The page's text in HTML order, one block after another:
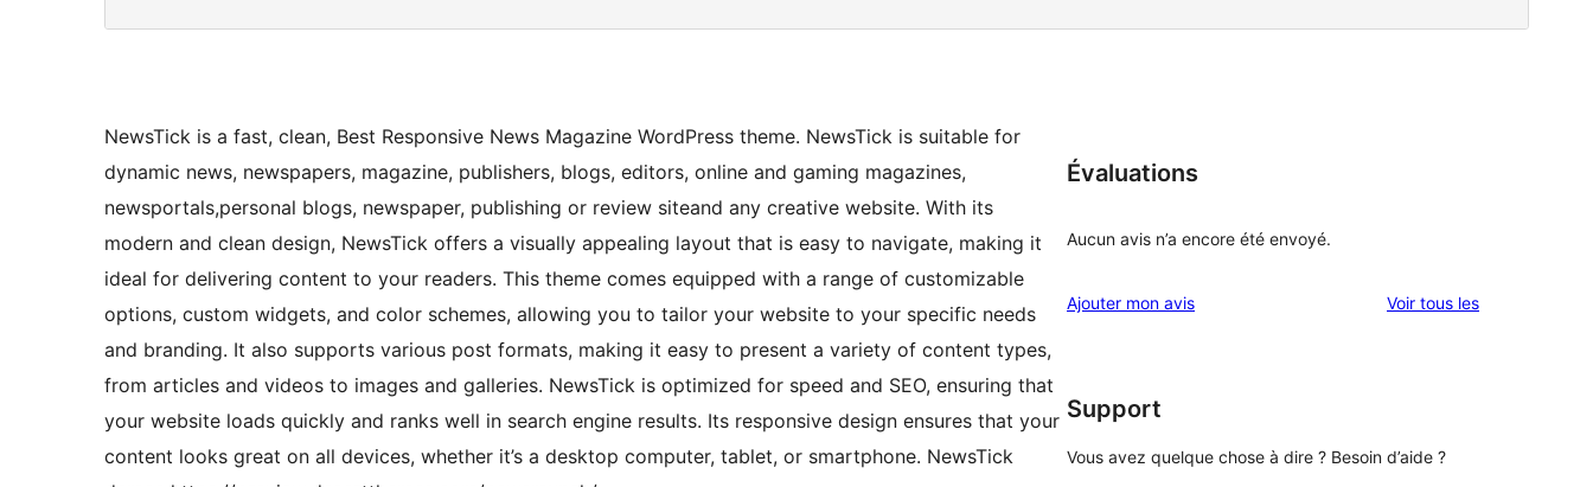
NewsTick is a fast, clean, Best Responsive News Magazine WordPress theme. NewsTick is suitable for
dynamic news, newspapers, magazine, publishers, blogs, editors, online and gaming magazines,
newsportals,personal blogs, newspaper, publishing or review siteand any creative website. With its
modern and clean design, NewsTick offers a visually appealing layout that is easy to navigate, making it
ideal for delivering content to your readers. This theme comes equipped with a range of customizable
options, custom widgets, and color schemes, allowing you to tailor your website to your specific needs
and branding. It also supports various post formats, making it easy to present a variety of content types,
from articles and videos to images and galleries. NewsTick is optimized for speed and SEO, ensuring that
your website loads quickly and ranks well in search engine results. Its responsive design ensures that your
content looks great on all devices, whether it’s a desktop computer, tablet, or smartphone. NewsTick
Évaluations
Aucun avis n’a encore été envoyé.
Ajouter mon avis Voir tous lesavis
Support
Vous avez quelque chose à dire ? Besoin d’aide ?